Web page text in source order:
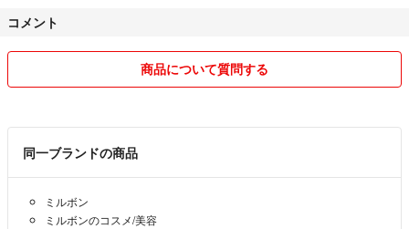
う、お願い致します♩
■不備のないようしっかりと梱包して発送いたしますが、運送途中での
破損・自己都合での返品は対応しておりません。
■しっかりと検品しておりますが、素人の検品となりますので、見落と
し等ある場合がございます。ご了承の上ご購入お願い致します。
ので、気になる商品はお早めに♡
コメント
商品について質問する
同一ブランドの商品
ミルボン
ミルボンのコスメ/美容